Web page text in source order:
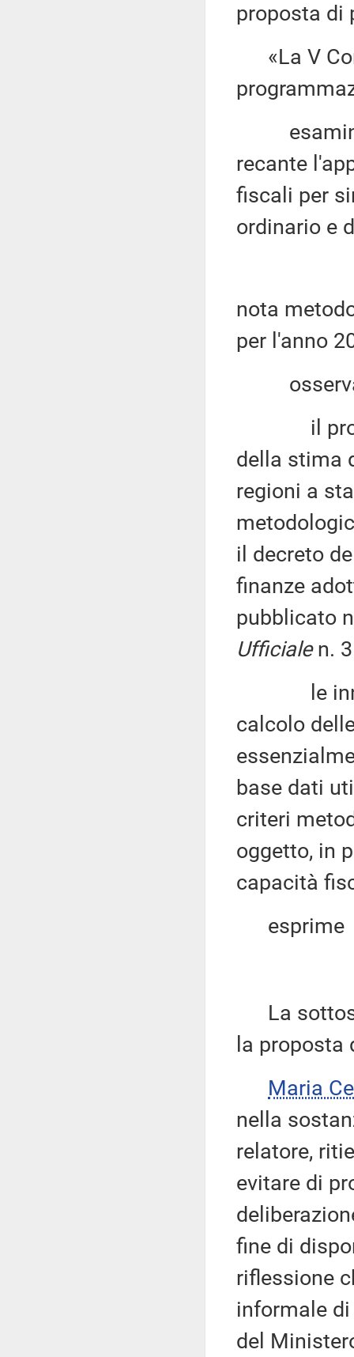
proposta di
«La V
recante
fiscali per
ordinario e
nota
per l'anno
il
della stima
regioni a
il decreto
finanze
pubblicato
Ufficialen. 3
le
calcolo
base dati
criteri
oggetto, in
capacità
esprime
La
la proposta
Maria
nella
relatore,
evitare di
fine di
riflessione
informale
del